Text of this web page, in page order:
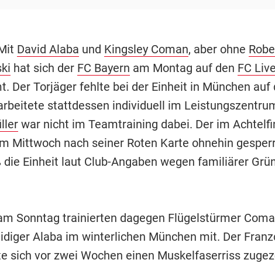
David Alaba und Kingsley Coman, aber ohne
hat sich der FC Bayern am Montag auf den FC
Der Torjäger fehlte bei der Einheit in München auf
stattdessen individuell im
war nicht im Teamtraining dabei. Der im
Mittwoch nach seiner Roten Karte ohnehin
Einheit laut Club-Angaben wegen familiärer
Sonntag trainierten dagegen Flügelstürmer
Alaba im winterlichen München mit. Der
sich vor zwei Wochen einen Muskelfaserriss